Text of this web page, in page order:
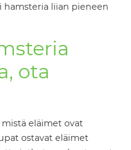
hamsteria liian pieneen
ota
mistä eläimet ovat
ostavat eläimet